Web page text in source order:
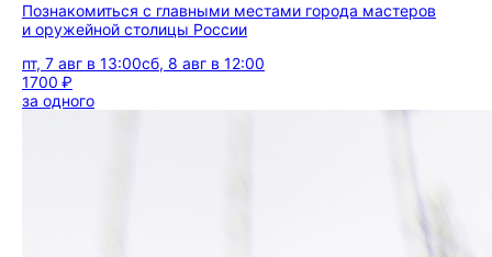
Познакомиться с главными местами города мастеров
и оружейной столицы России
пт, 7 авг в 13:00сб, 8 авг в 12:00
1700 ₽
за одного